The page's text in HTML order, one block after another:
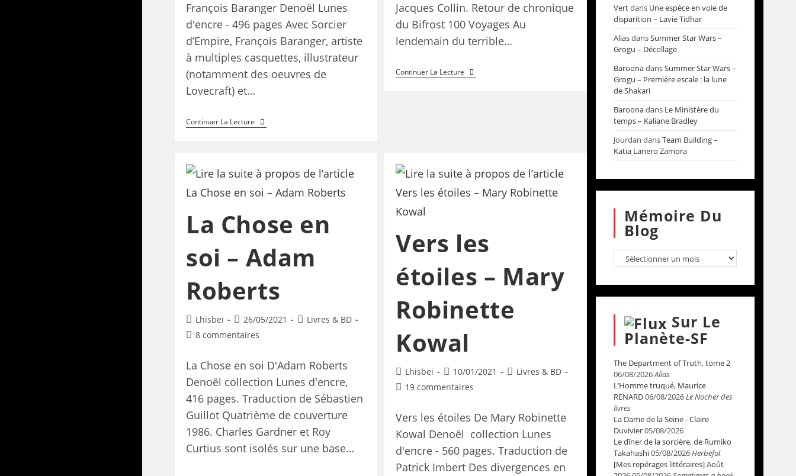
François Baranger Denoël Lunes
d'encre - 496 pages Avec Sorcier
d’Empire, François Baranger, artiste
à multiples casquettes, illustrateur
(notamment des oeuvres de
Lovecraft) et…
Continuer La Lecture
Jacques Collin. Retour de chronique
du Bifrost 100 Voyages Au
lendemain du terrible…
Continuer La Lecture
La Chose en
soi – Adam
Roberts
Lhisbei 26/05/2021
Livres & BD
8 commentaires
La Chose en soi D'Adam Roberts
Denoël collection Lunes d'encre,
416 pages. Traduction de Sébastien
Guillot Quatrième de couverture
1986. Charles Gardner et Roy
Curtius sont isolés sur une base…
Vers les
étoiles – Mary
Robinette
Kowal
Lhisbei 10/01/2021
Livres & BD
19 commentaires
Vers les étoiles De Mary Robinette
Kowal Denoël collection Lunes
d'encre - 560 pages. Traduction de
Patrick Imbert Des divergences en
Vertdans Une espèce en voie de
disparition – Lavie Tidhar
AliasdansSummer Star Wars –
Grogu – Décollage
BaroonadansSummer Star Wars –
Grogu – Première escale : la lune
de Shakari
Baroonadans Le Ministère du
temps – Kaliane Bradley
Jourdan dansTeam Building –
Katia Lanero Zamora
Mémoire Du
Blog
Sur Le
Planète-SF
The Department of Truth, tome 2
06/08/2026Alias
L’Homme truqué, Maurice
RENARD06/08/2026Le Nocher des
livres
La Dame de la Seine - Claire
Duvivier05/08/2026
Le dîner de la sorcière, de Rumiko
Takahashi05/08/2026Herbefol
[Mes repérages littéraires] Août